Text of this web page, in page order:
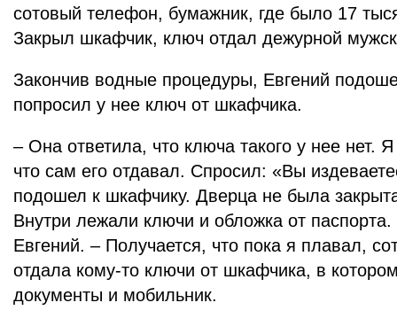
сотовый телефон, бумажник, где было 17
Закрыл шкафчик, ключ отдал дежурной
Закончив водные процедуры, Евгений
попросил у нее ключ от шкафчика.
– Она ответила, что ключа такого у нее нет.
что сам его отдавал. Спросил: «Вы
подошел к шкафчику. Дверца не была
Внутри лежали ключи и обложка от
Евгений. – Получается, что пока я плавал,
отдала кому-то ключи от шкафчика, в
документы и мобильник.